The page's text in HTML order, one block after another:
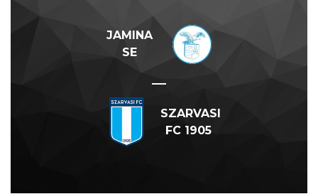
JAMINA
SE
—
SZARVASI
FC 1905